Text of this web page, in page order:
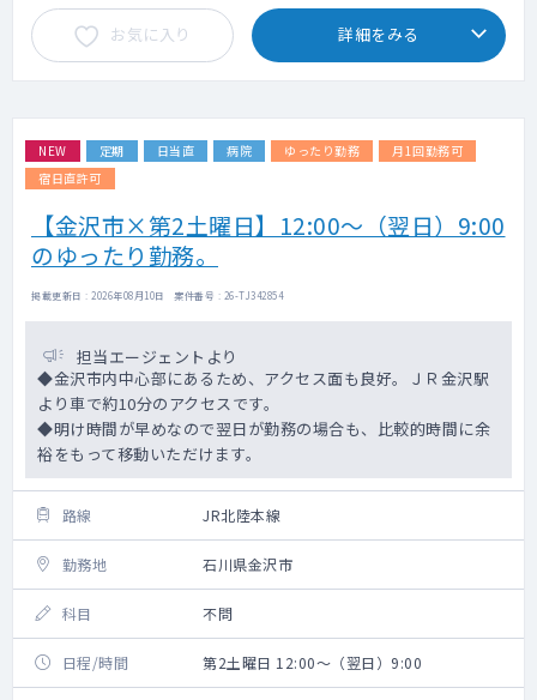
お気に入り 詳細をみる
NEW 定期 日当直 病院 ゆったり勤務
月1回勤務可
宿日直許可
【金沢市×第2土曜日】12:00～（翌日）9:00
のゆったり勤務。
掲載更新日 : 2026年08月10日 案件番号 : 26-TJ342854
担当エージェントより
◆金沢市内中心部にあるため、アクセス面も良好。ＪＲ金沢駅
より車で約10分のアクセスです。
◆明け時間が早めなので翌日が勤務の場合も、比較的時間に余
裕をもって移動いただけます。
路線 JR北陸本線
勤務地 石川県金沢市
科目 不問
日程/時間 第2土曜日 12:00～（翌日）9:00